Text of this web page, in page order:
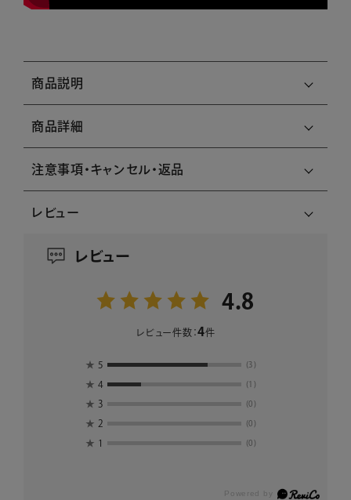
商品説明
商品詳細
注意事項・キャンセル・返品
レビュー
レビュー
4.8
レビュー件数：4件
★ 5 (3)
★ 4 (1)
★ 3 (0)
★ 2 (0)
★ 1 (0)